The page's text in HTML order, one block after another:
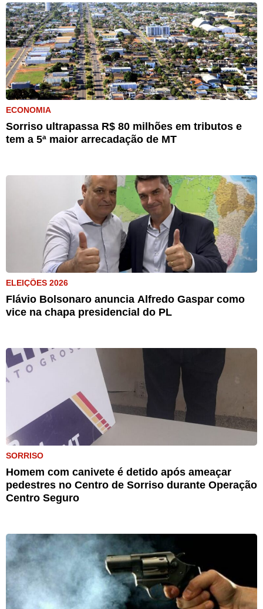
ECONOMIA
Sorriso ultrapassa R$ 80 milhões em tributos e
tem a 5ª maior arrecadação de MT
ELEIÇÕES 2026
Flávio Bolsonaro anuncia Alfredo Gaspar como
vice na chapa presidencial do PL
SORRISO
Homem com canivete é detido após ameaçar
pedestres no Centro de Sorriso durante Operação
Centro Seguro